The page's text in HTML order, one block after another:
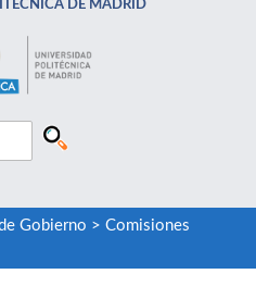
DE MADRID
Gobierno > Comisiones